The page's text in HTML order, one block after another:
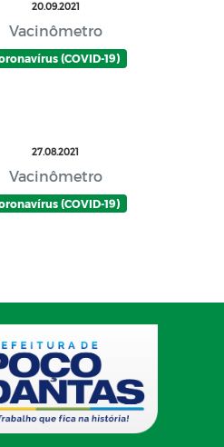
20.09.2021
Vacinômetro
(COVID-19)
27.08.2021
Vacinômetro
(COVID-19)